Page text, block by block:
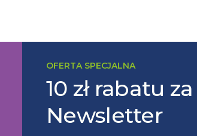
OFERTA SPECJALNA
10 zł rabatu
Newsletter